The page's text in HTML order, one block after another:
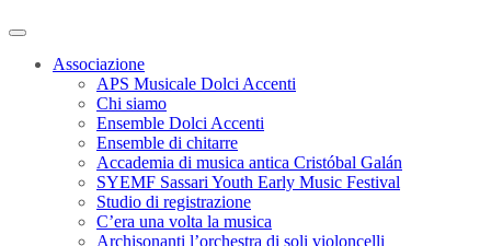
Associazione
APS Musicale Dolci Accenti
Chi siamo
Ensemble Dolci Accenti
Ensemble di chitarre
Accademia di musica antica Cristóbal Galán
SYEMF Sassari Youth Early Music Festival
Studio di registrazione
C’era una volta la musica
Archisonanti l’orchestra di soli violoncelli